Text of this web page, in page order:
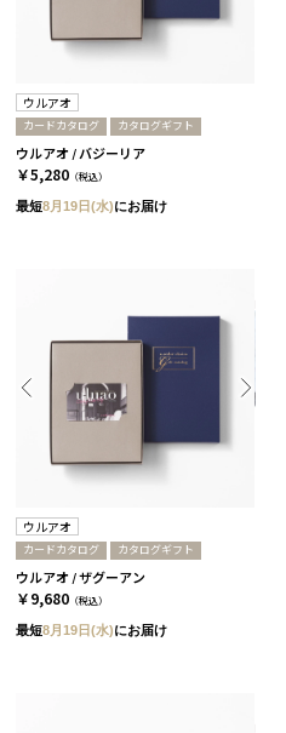
ウルアオ
カードカタログ カタログギフト
ウルアオ / バジーリア
￥5,280 （税込）
最短8月19日(水)にお届け
ウルアオ
カードカタログ カタログギフト
ウルアオ / ザグーアン
￥9,680 （税込）
最短8月19日(水)にお届け